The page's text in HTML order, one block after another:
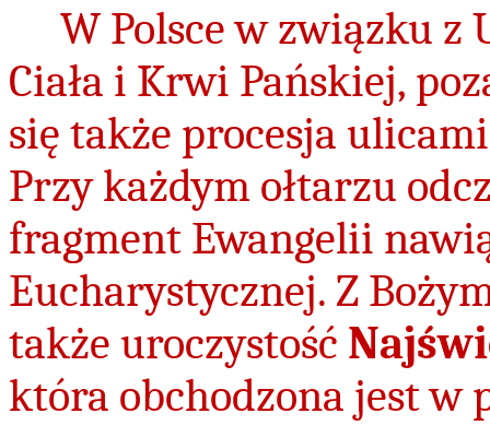
W Polsce w związku z
Ciała i Krwi Pańskiej,
się także procesja
Przy każdym ołtarzu
fragment Ewangelii
Eucharystycznej. Z
także uroczystość
która obchodzona jest w